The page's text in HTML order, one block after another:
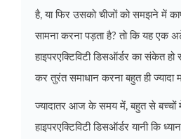
है, या फिर उसको चीजों को समझने में
सामना करना पड़ता है? तो कि यह एक
हाइपरएक्टिविटी डिसऑर्डर का संकेत
कर तुरंत समाधान करना बहुत ही ज्यादा
ज्यादातर आज के समय में, बहुत से बच्चों
हाइपरएक्टिविटी डिसऑर्डर यानी कि